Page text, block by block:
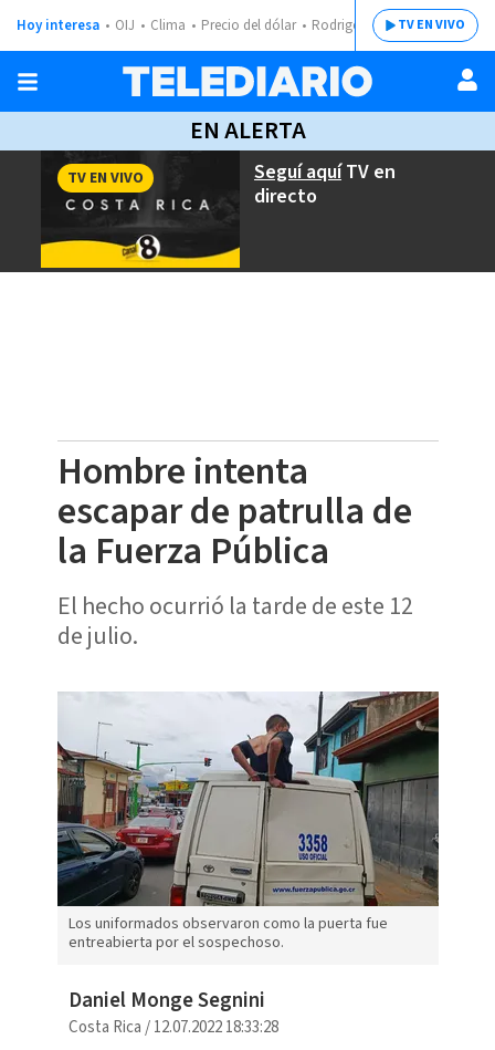
Hoy interesa OIJ Clima Precio del dólar Rodrigo ChavesTV EN VIVO
EN ALERTA
Seguí aquíTV en
directo
TV EN VIVO
Hombre intenta
escapar de patrulla de
la Fuerza Pública
El hecho ocurrió la tarde de este 12
de julio.
Los uniformados observaron como la puerta fue
entreabierta por el sospechoso.
Daniel Monge Segnini
Costa Rica /12.07.2022 18:33:28